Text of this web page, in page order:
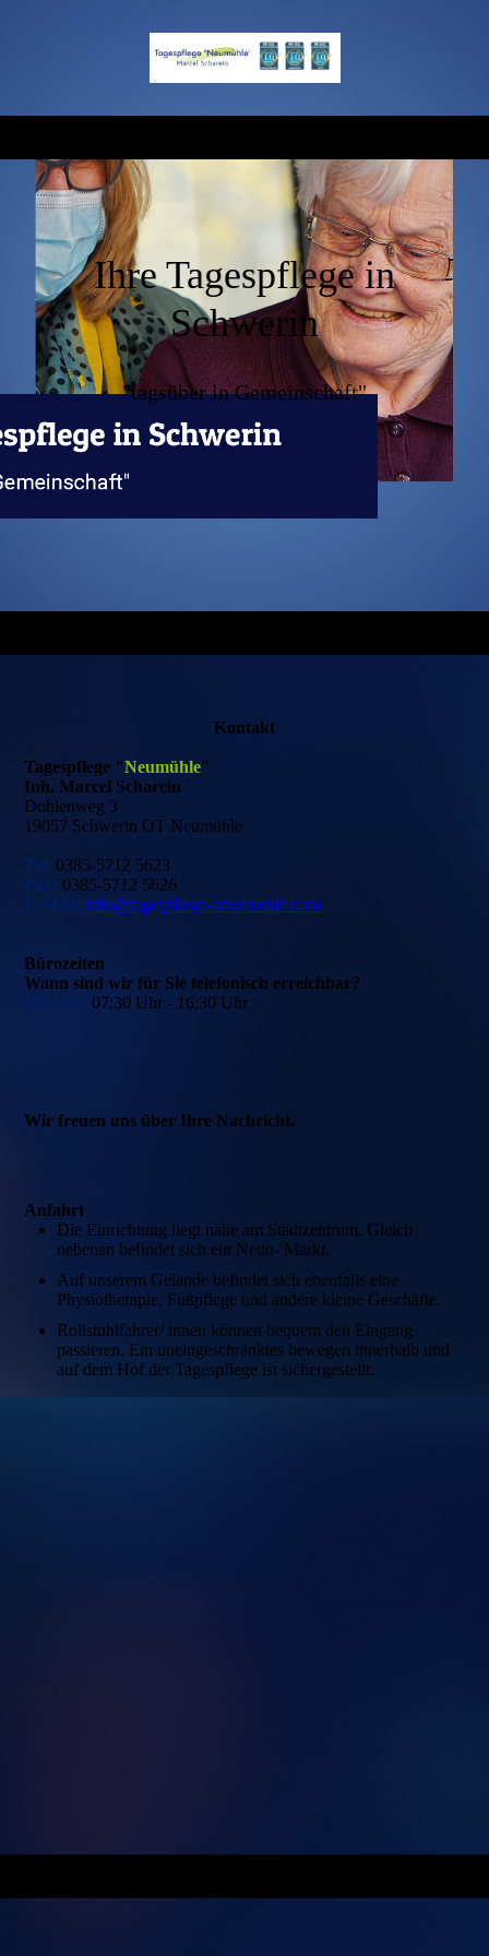
Ihre Tagespflege in
Schwerin
"tagsüber in Gemeinschaft"
Kontakt
Tagespflege "Neumühle"
Inh. Marcel Scharein
Dohlenweg 3
19057 Schwerin OT Neumühle
Tel: 0385-5712 5623
Fax: 0385-5712 5626
E-Mail:info@tagespflege-neumuehle.com
Bürozeiten
Wann sind wir für Sie telefonisch erreichbar?
Mo - Fr:07:30 Uhr - 16:30 Uhr
Wir freuen uns über Ihre Nachricht.
Anfahrt
Die Einrichtung liegt nahe am Stadtzentrum. Gleich
nebenan befindet sich ein Netto- Markt.
Auf unserem Gelände befindet sich ebenfalls eine
Physiotherapie, Fußpflege und andere kleine Geschäfte.
Rollstuhlfahrer/ innen können bequem den Eingang
passieren. Ein uneingeschränktes bewegen innerhalb und
auf dem Hof der Tagespflege ist sichergestellt.